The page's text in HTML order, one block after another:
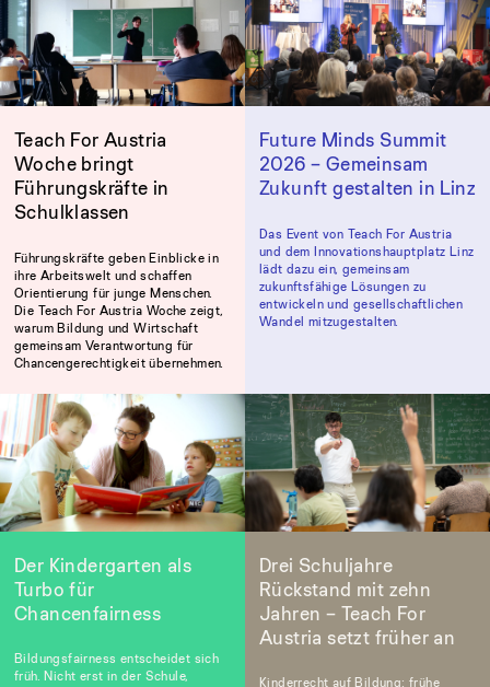
Teach For Austria
Woche bringt
Führungskräfte in
Schulklassen
Führungskräfte geben Einblicke in
ihre Arbeitswelt und schaffen
Orientierung für junge Menschen.
Die Teach For Austria Woche zeigt,
warum Bildung und Wirtschaft
gemeinsam Verantwortung für
Chancengerechtigkeit übernehmen.
Future Minds Summit
2026 – Gemeinsam
Zukunft gestalten in Linz
Das Event von Teach For Austria
und dem Innovationshauptplatz Linz
lädt dazu ein, gemeinsam
zukunftsfähige Lösungen zu
entwickeln und gesellschaftlichen
Wandel mitzugestalten.
Der Kindergarten als
Turbo für
Chancenfairness
Bildungsfairness entscheidet sich
früh. Nicht erst in der Schule,
Drei Schuljahre
Rückstand mit zehn
Jahren – Teach For
Austria setzt früher an
Kinderrecht auf Bildung: frühe